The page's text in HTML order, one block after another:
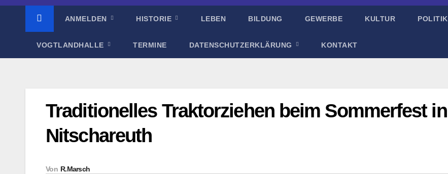
ANMELDEN HISTORIE LEBEN BILDUNG GEWERBE KULTUR POLITIK
VOGTLANDHALLE TERMINE DATENSCHUTZERKLÄRUNG KONTAKT
Traditionelles Traktorziehen beim Sommerfest in
Nitschareuth
Von R.Marsch